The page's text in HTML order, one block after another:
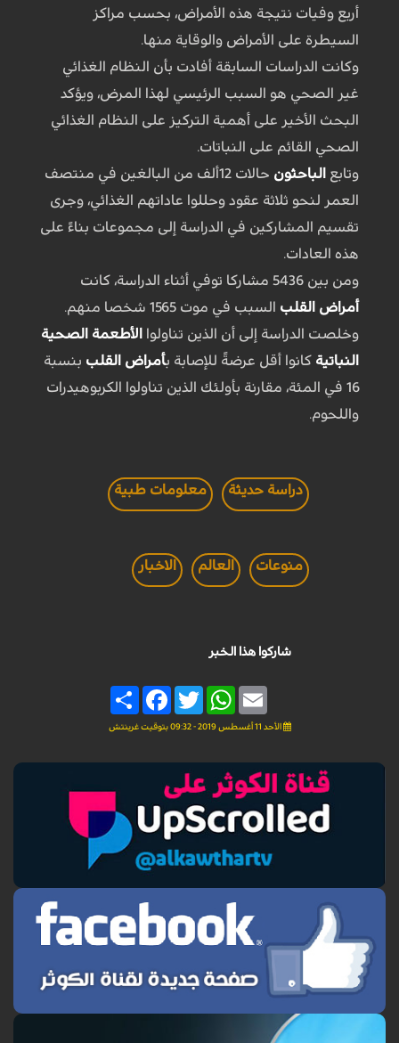
أربع وفيات نتيجة هذه الأمراض، بحسب مراكز
السيطرة على الأمراض والوقاية منها.
وكانت الدراسات السابقة أفادت بأن النظام الغذائي
غير الصحي هو السبب الرئيسي لهذا المرض، ويؤكد
البحث الأخير على أهمية التركيز على النظام الغذائي
الصحي القائم على النباتات.
وتابع الباحثون
حالات 12ألف من البالغين في منتصف
العمر لنحو ثلاثة عقود وحللوا عاداتهم الغذائي، وجرى
تقسيم المشاركين في الدراسة إلى مجموعات بناءً على
هذه العادات.
ومن بين 5436 مشاركا توفي أثناء الدراسة، كانت
أمراض القلب السبب في موت 1565 شخصا منهم.
وخلصت الدراسة إلى أن الذين تناولوا
الأطعمة الصحية
النباتية كانوا أقل عرضةً للإصابة بأمراض القلب بنسبة
16 في المئة، مقارنة بأولئك الذين تناولوا الكربوهيدرات
واللحوم.
دراسة حديثة معلومات طبية
منوعات العالم الاخبار
شاركوا هذا الخبر
Share
FacebookTwitter
WhatsAppEmail
الأحد 11 أغسطس 2019 - 09:32 بتوقيت غرينتش